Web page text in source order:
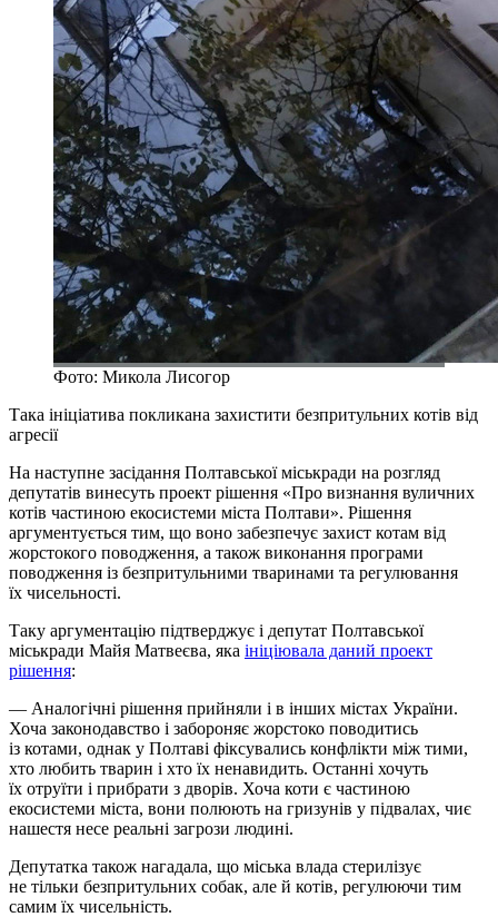
Фото: Микола Лисогор
Така ініціатива покликана захистити безпритульних котів від
агресії
На наступне засідання Полтавської міськради на розгляд
депутатів винесуть проект рішення «Про визнання вуличних
котів частиною екосистеми міста Полтави». Рішення
аргументується тим, що воно забезпечує захист котам від
жорстокого поводження, а також виконання програми
поводження із безпритульними тваринами та регулювання
їх чисельності.
Таку аргументацію підтверджує і депутат Полтавської
міськради Майя Матвеєва, яка ініціювала даний проект
рішення:
— Аналогічні рішення прийняли і в інших містах України.
Хоча законодавство і забороняє жорстоко поводитись
із котами, однак у Полтаві фіксувались конфлікти між тими,
хто любить тварин і хто їх ненавидить. Останні хочуть
їх отруїти і прибрати з дворів. Хоча коти є частиною
екосистеми міста, вони полюють на гризунів у підвалах, чиє
нашестя несе реальні загрози людині.
Депутатка також нагадала, що міська влада стерилізує
не тільки безпритульних собак, але й котів, регулюючи тим
самим їх чисельність.